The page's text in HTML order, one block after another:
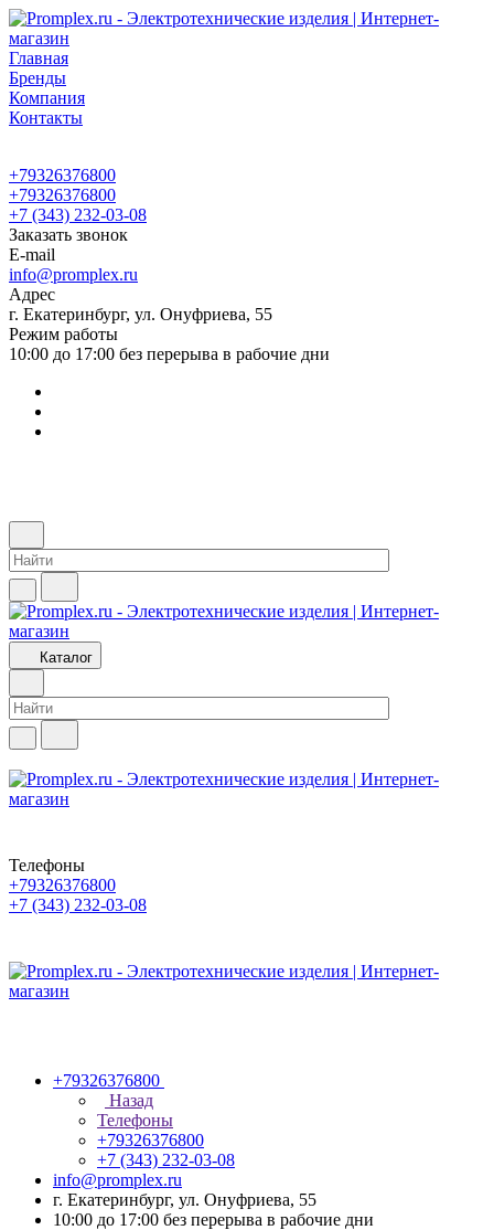
Главная
Бренды
Компания
Контакты
+79326376800
+79326376800
+7 (343) 232-03-08
Заказать звонок
E-mail
info@promplex.ru
Адрес
г. Екатеринбург, ул. Онуфриева, 55
Режим работы
10:00 до 17:00 без перерыва в рабочие дни
Каталог
Телефоны
+79326376800
+7 (343) 232-03-08
+79326376800
Назад
Телефоны
+79326376800
+7 (343) 232-03-08
info@promplex.ru
г. Екатеринбург, ул. Онуфриева, 55
10:00 до 17:00 без перерыва в рабочие дни